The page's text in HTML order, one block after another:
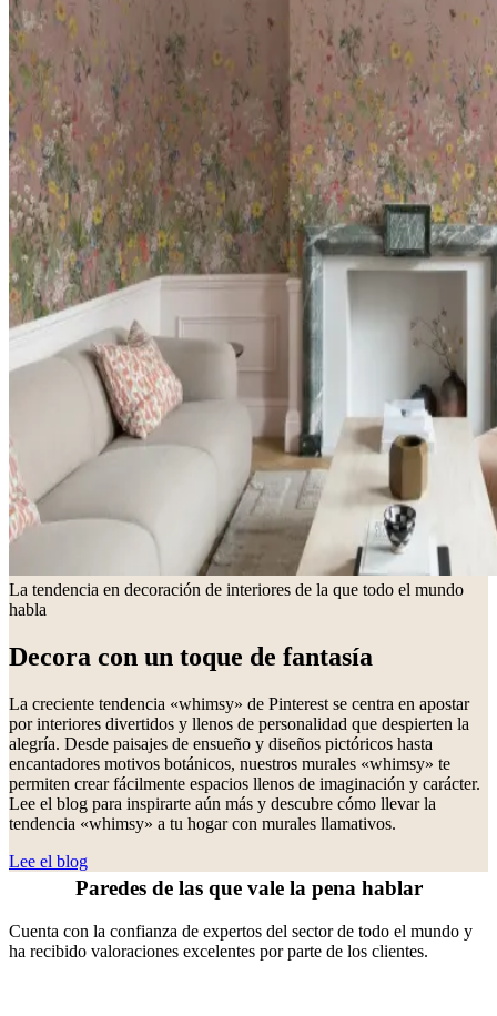
La tendencia en decoración de interiores de la que todo el mundo
habla
Decora con un toque de fantasía
La creciente tendencia «whimsy» de Pinterest se centra en apostar
por interiores divertidos y llenos de personalidad que despierten la
alegría. Desde paisajes de ensueño y diseños pictóricos hasta
encantadores motivos botánicos, nuestros murales «whimsy» te
permiten crear fácilmente espacios llenos de imaginación y carácter.
Lee el blog para inspirarte aún más y descubre cómo llevar la
tendencia «whimsy» a tu hogar con murales llamativos.
Lee el blog
Paredes de las que vale la pena hablar
Cuenta con la confianza de expertos del sector de todo el mundo y
ha recibido valoraciones excelentes por parte de los clientes.